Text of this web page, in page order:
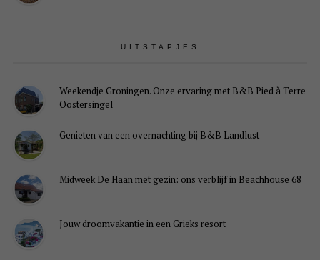
UITSTAPJES
Weekendje Groningen. Onze ervaring met B&B Pied à Terre
Oostersingel
Genieten van een overnachting bij B&B Landlust
Midweek De Haan met gezin: ons verblijf in Beachhouse 68
Jouw droomvakantie in een Grieks resort